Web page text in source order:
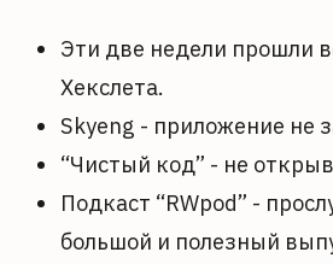
Эти две недели прошли
Хекслета.
Skyeng - приложение не
“Чистый код” - не
Подкаст “RWpod” -
большой и полезный